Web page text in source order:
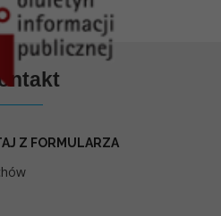
Z FORMULARZA